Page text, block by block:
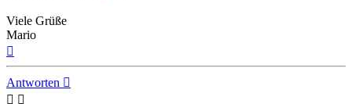
Viele Grüße
Mario
Antworten